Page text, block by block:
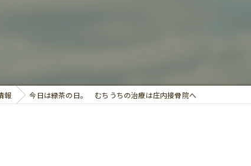
報 今日は緑茶の日。 むちうちの治療は庄内接骨院へ